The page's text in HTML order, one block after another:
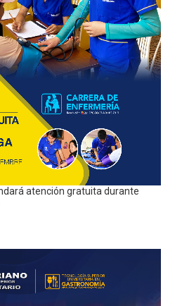
atención gratuita durante